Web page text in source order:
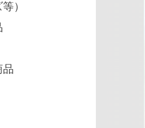
）
品